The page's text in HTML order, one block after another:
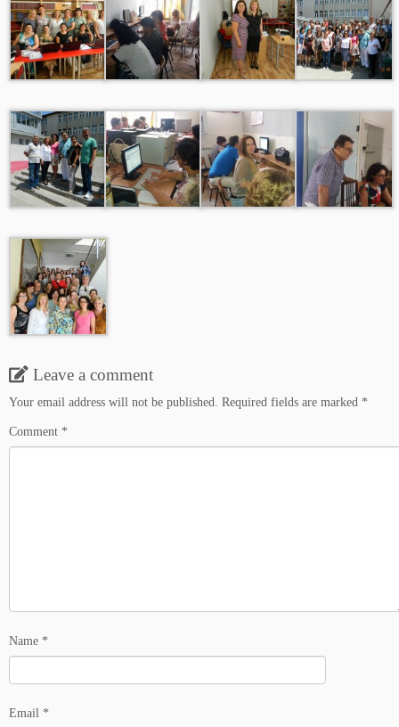
Leave a comment
Your email address will not be published. Required fields are marked *
Comment *
Name *
Email *